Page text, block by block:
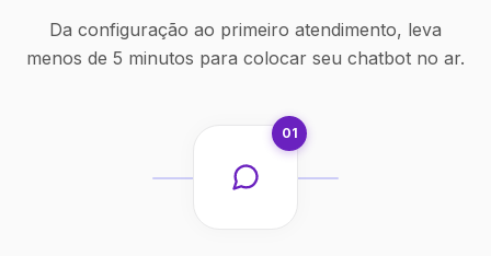
Da configuração ao primeiro atendimento, leva
menos de 5 minutos para colocar seu chatbot no ar.
01